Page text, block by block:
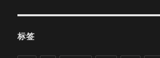
标签